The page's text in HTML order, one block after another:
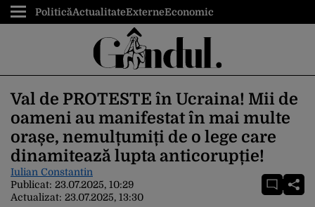
PoliticăActualitateExterneEconomic
Val de PROTESTE în Ucraina! Mii de
oameni au manifestat în mai multe
orașe, nemulțumiți de o lege care
dinamitează lupta anticorupție!
Iulian Constantin
Publicat: 23.07.2025, 10:29
Actualizat: 23.07.2025, 13:30